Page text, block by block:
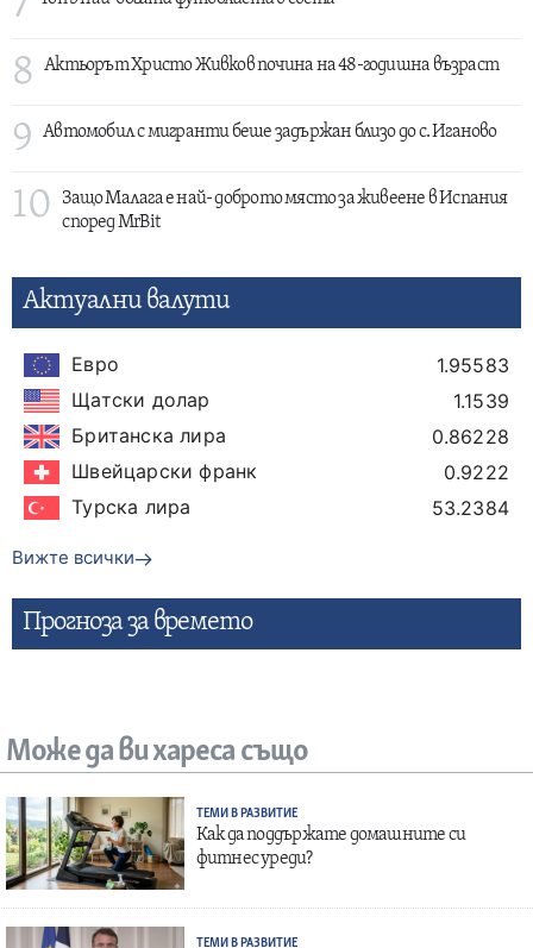
8 Актьорът Христо Живков почина на 48-годишна възраст
9 Автомобил с мигранти беше задържан близо до с. Иганово
10
Защо Малага е най- доброто място за живеене в Испания
според MrBit
Актуални валути
Евро
1.95583
Щатски долар
1.1539
Британска лира
0.86228
Швейцарски франк
0.9222
Турска лира
53.2384
Вижте всички
Прогнозa за времето
Може да ви хареса също
ТЕМИ В РАЗВИТИЕ
Как да поддържате домашните си
фитнес уреди?
ТЕМИ В РАЗВИТИЕ